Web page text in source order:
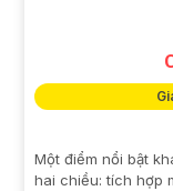
Một điểm nổi bật
hai chiều: tích hợp